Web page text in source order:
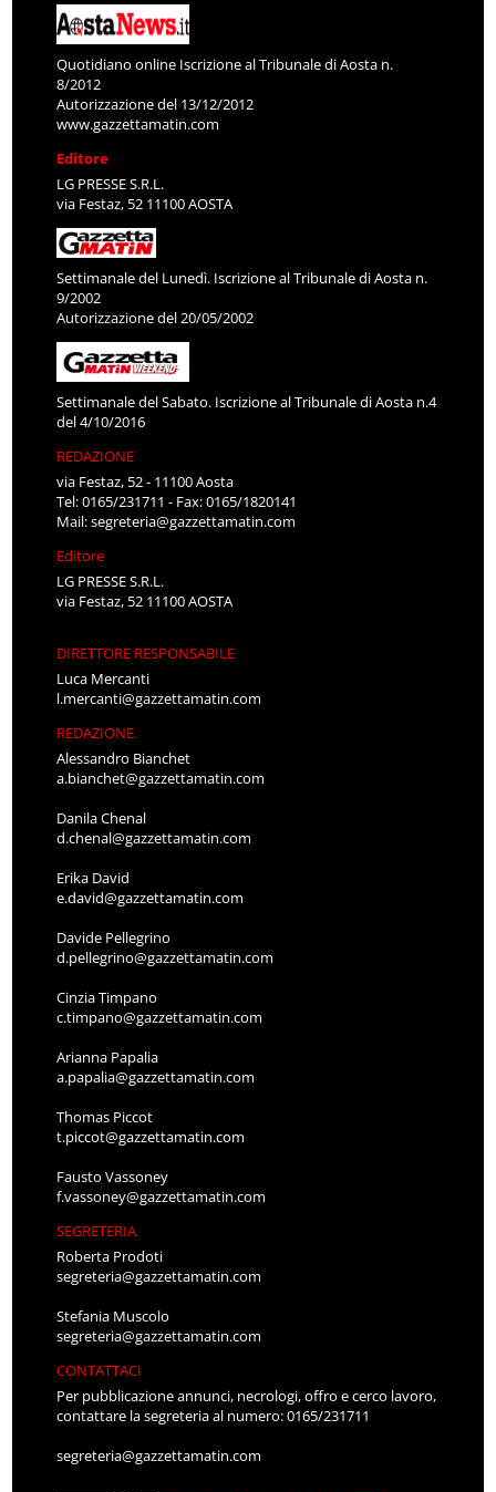
Quotidiano online Iscrizione al Tribunale di Aosta n.
8/2012
Autorizzazione del 13/12/2012
www.gazzettamatin.com
Editore
LG PRESSE S.R.L.
via Festaz, 52 11100 AOSTA
Settimanale del Lunedì. Iscrizione al Tribunale di Aosta n.
9/2002
Autorizzazione del 20/05/2002
Settimanale del Sabato. Iscrizione al Tribunale di Aosta n.4
del 4/10/2016
REDAZIONE
via Festaz, 52 - 11100 Aosta
Tel: 0165/231711 - Fax: 0165/1820141
Mail:segreteria@gazzettamatin.com
Editore
LG PRESSE S.R.L.
via Festaz, 52 11100 AOSTA
DIRETTORE RESPONSABILE
Luca Mercanti
l.mercanti@gazzettamatin.com
REDAZIONE
Alessandro Bianchet
a.bianchet@gazzettamatin.com
Danila Chenal
d.chenal@gazzettamatin.com
Erika David
e.david@gazzettamatin.com
Davide Pellegrino
d.pellegrino@gazzettamatin.com
Cinzia Timpano
c.timpano@gazzettamatin.com
Arianna Papalia
a.papalia@gazzettamatin.com
Thomas Piccot
t.piccot@gazzettamatin.com
Fausto Vassoney
f.vassoney@gazzettamatin.com
SEGRETERIA
Roberta Prodoti
segreteria@gazzettamatin.com
Stefania Muscolo
segreteria@gazzettamatin.com
CONTATTACI
Per pubblicazione annunci, necrologi, offro e cerco lavoro,
contattare la segreteria al numero: 0165/231711
segreteria@gazzettamatin.com